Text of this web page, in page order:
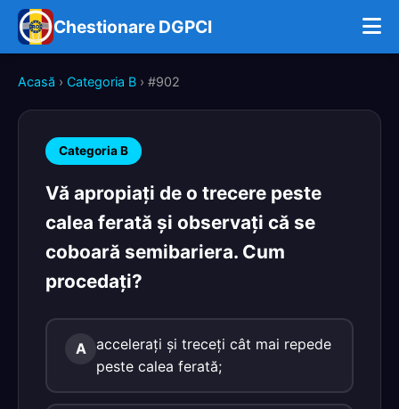
Chestionare DGPCI
Acasă › Categoria B › #902
Categoria B
Vă apropiaţi de o trecere peste
calea ferată şi observaţi că se
coboară semibariera. Cum
procedaţi?
A acceleraţi şi treceţi cât mai repede
peste calea ferată;